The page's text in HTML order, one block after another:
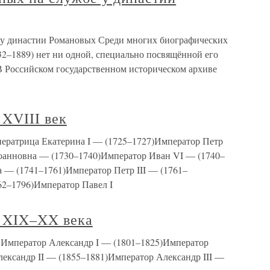
династии Романовых Среди многих биографических
нет ни одной, специально посвящённой его
государственном историческом архиве
век
Екатерина I — (1725–1727)Император Петр
— (1730–1740)Император Иван VI — (1740–
— (1741–1761)Император Петр III — (1761–
Павел I
века
Александр I — (1801–1825)Император
II — (1855–1881)Император Александр III —